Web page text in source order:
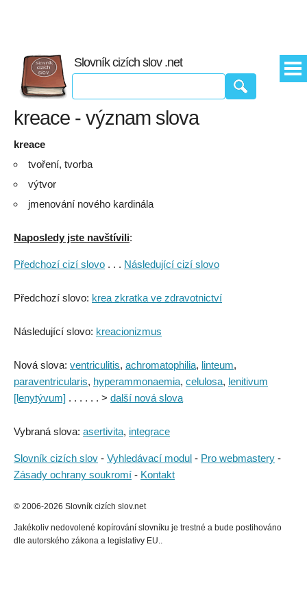
Slovník cizích slov .net
kreace - význam slova
kreace
tvoření, tvorba
výtvor
jmenování nového kardinála
Naposledy jste navštívili:
Předchozí cizí slovo . . . Následující cizí slovo
Předchozí slovo: krea zkratka ve zdravotnictví
Následující slovo: kreacionizmus
Nová slova: ventriculitis, achromatophilia, linteum,
paraventricularis, hyperammonaemia, celulosa, lenitivum
[lenytývum] . . . . . . > další nová slova
Vybraná slova: asertivita, integrace
Slovník cizích slov - Vyhledávací modul - Pro webmastery -
Zásady ochrany soukromí - Kontakt
© 2006-2026 Slovník cizích slov.net
Jakékoliv nedovolené kopírování slovníku je trestné a bude postihováno
dle autorského zákona a legislativy EU..